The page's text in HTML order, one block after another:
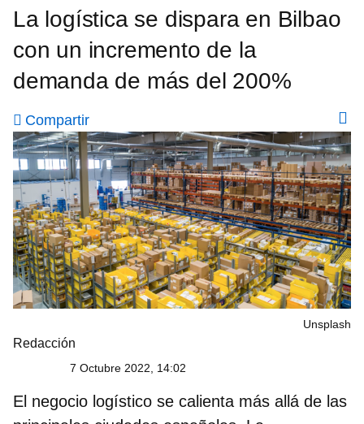
La logística se dispara en Bilbao
con un incremento de la
demanda de más del 200%
Compartir
Unsplash
Redacción
7 Octubre 2022, 14:02
El negocio logístico se calienta más allá de las